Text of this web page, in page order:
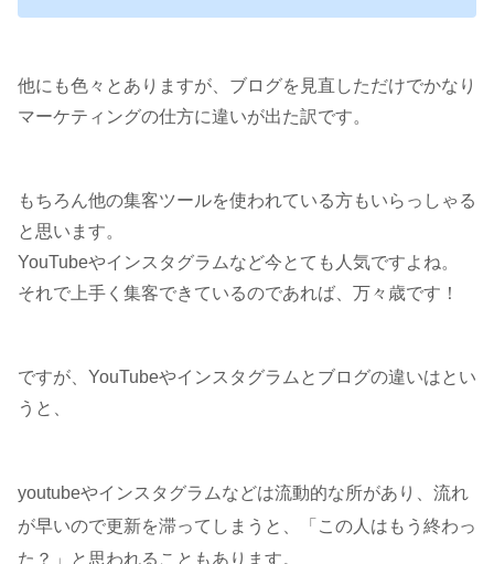
他にも色々とありますが、ブログを見直しただけでかなり
マーケティングの仕方に違いが出た訳です。
もちろん他の集客ツールを使われている方もいらっしゃる
と思います。
YouTubeやインスタグラムなど今とても人気ですよね。
それで上手く集客できているのであれば、万々歳です！
ですが、YouTubeやインスタグラムとブログの違いはとい
うと、
youtubeやインスタグラムなどは流動的な所があり、流れ
が早いので更新を滞ってしまうと、「この人はもう終わっ
た？」と思われることもあります。